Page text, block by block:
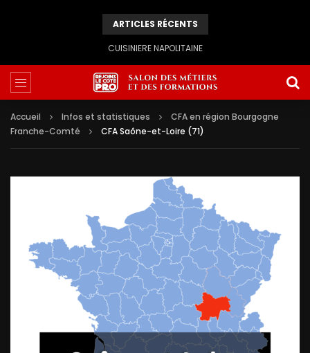
ARTICLES RÉCENTS
CUISINIERE NAPOLITAINE
Accueil Infos et statistiques
CFA en région Bourgogne
Franche-Comté
CFA Saône-et-Loire (71)